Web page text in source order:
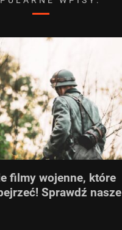
filmy wojenne, które
Sprawdź nasze